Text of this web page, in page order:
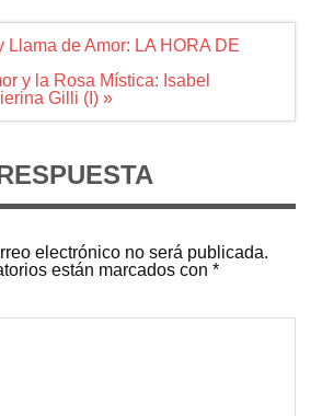
Llama de Amor: LA HORA DE
y la Rosa Mística: Isabel
Gilli (I) »
electrónico no será publicada.
están marcados con *